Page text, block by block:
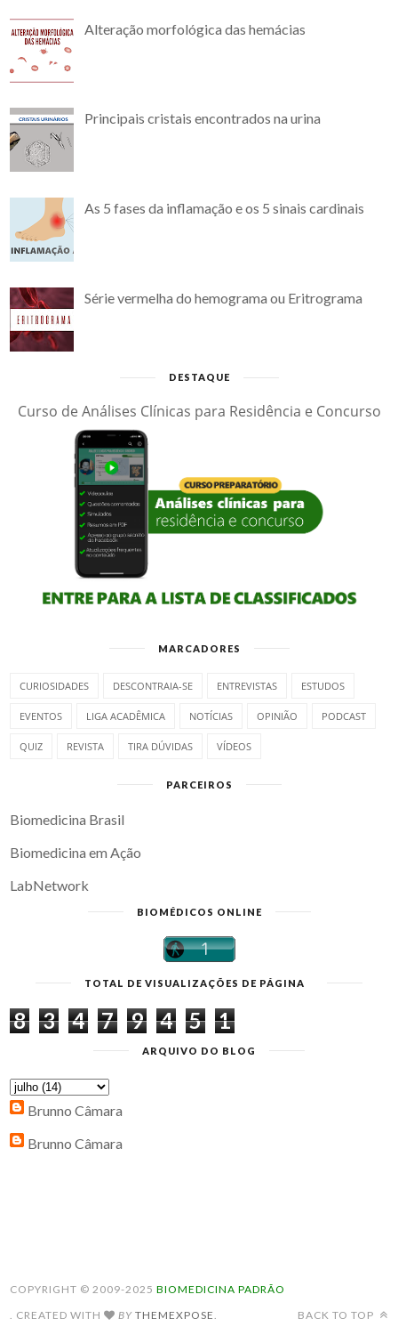
Alteração morfológica das hemácias
Principais cristais encontrados na urina
As 5 fases da inflamação e os 5 sinais cardinais
Série vermelha do hemograma ou Eritrograma
DESTAQUE
Curso de Análises Clínicas para Residência e Concurso
MARCADORES
CURIOSIDADES DESCONTRAIA-SE ENTREVISTAS ESTUDOS
EVENTOS LIGA ACADÊMICA NOTÍCIAS OPINIÃO PODCAST
QUIZ REVISTA TIRA DÚVIDAS VÍDEOS
PARCEIROS
Biomedicina Brasil
Biomedicina em Ação
LabNetwork
BIOMÉDICOS ONLINE
TOTAL DE VISUALIZAÇÕES DE PÁGINA
8 3 4 7 9 4 5 1
ARQUIVO DO BLOG
Brunno Câmara
Brunno Câmara
COPYRIGHT © 2009-2025BIOMEDICINA PADRÃO
. CREATED WITH
BY THEMEXPOSE BACK TO TOP